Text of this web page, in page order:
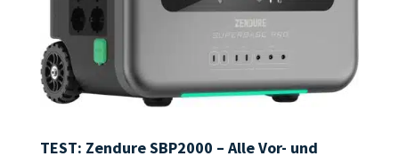
TEST: Zendure SBP2000 – Alle Vor- und